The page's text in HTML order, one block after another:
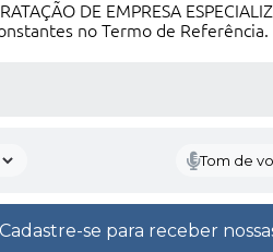
DE EMPRESA
no Termo de Referência.
Tom de
Cadastre-se para receber